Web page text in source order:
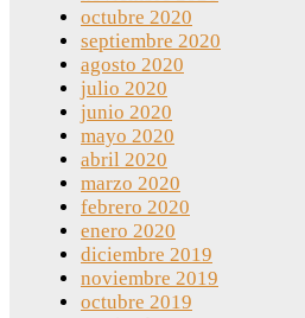
octubre 2020
septiembre 2020
agosto 2020
julio 2020
junio 2020
mayo 2020
abril 2020
marzo 2020
febrero 2020
enero 2020
diciembre 2019
noviembre 2019
octubre 2019